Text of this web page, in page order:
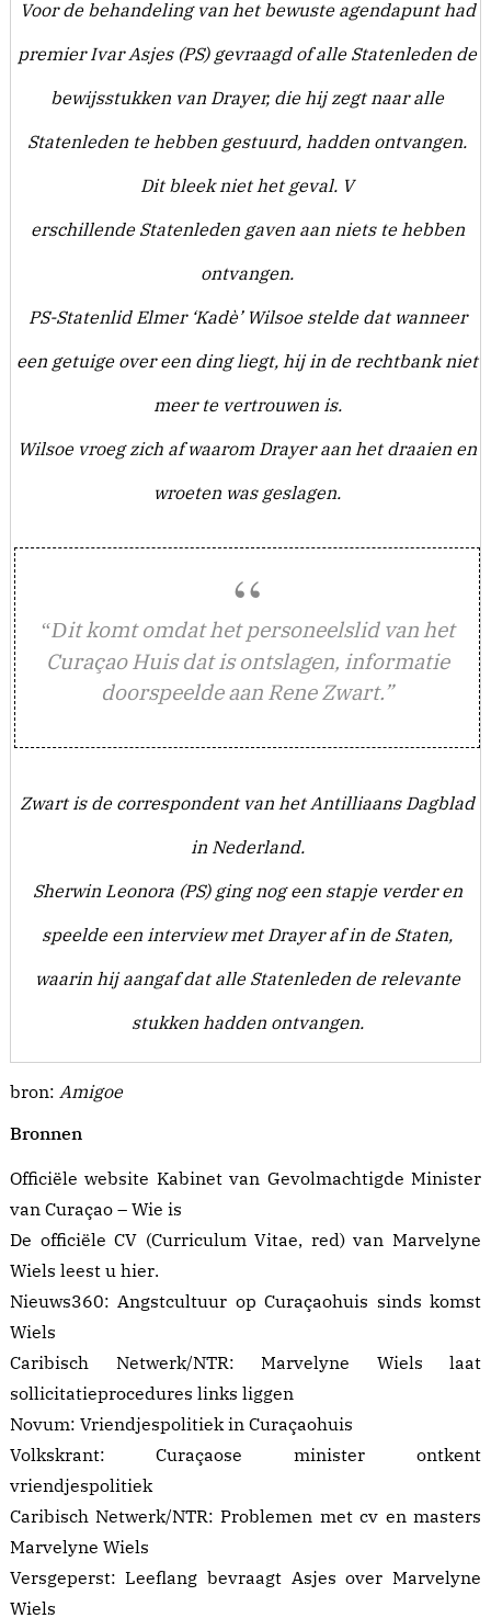
Voor de behandeling van het bewuste agendapunt had
premier Ivar Asjes (PS) gevraagd of alle Statenleden de
bewijsstukken van Drayer, die hij zegt naar alle
Statenleden te hebben gestuurd, hadden ontvangen.
Dit bleek niet het geval. V
erschillende Statenleden gaven aan niets te hebben
ontvangen.
PS-Statenlid Elmer ‘Kadè’ Wilsoe stelde dat wanneer
een getuige over een ding liegt, hij in de rechtbank niet
meer te vertrouwen is.
Wilsoe vroeg zich af waarom Drayer aan het draaien en
wroeten was geslagen.
“Dit komt omdat het personeelslid van het
Curaçao Huis dat is ontslagen, informatie
doorspeelde aan Rene Zwart.”
Zwart is de correspondent van het Antilliaans Dagblad
in Nederland.
Sherwin Leonora (PS) ging nog een stapje verder en
speelde een interview met Drayer af in de Staten,
waarin hij aangaf dat alle Statenleden de relevante
stukken hadden ontvangen.
bron: Amigoe
Bronnen
Officiële website Kabinet van Gevolmachtigde Minister
van Curaçao – Wie is
De officiële CV (Curriculum Vitae, red) van Marvelyne
Wiels leest u hier.
Nieuws360: Angstcultuur op Curaçaohuis sinds komst
Wiels
Caribisch Netwerk/NTR: Marvelyne Wiels laat
sollicitatieprocedures links liggen
Novum: Vriendjespolitiek in Curaçaohuis
Volkskrant: Curaçaose minister ontkent
vriendjespolitiek
Caribisch Netwerk/NTR: Problemen met cv en masters
Marvelyne Wiels
Versgeperst: Leeflang bevraagt Asjes over Marvelyne
Wiels